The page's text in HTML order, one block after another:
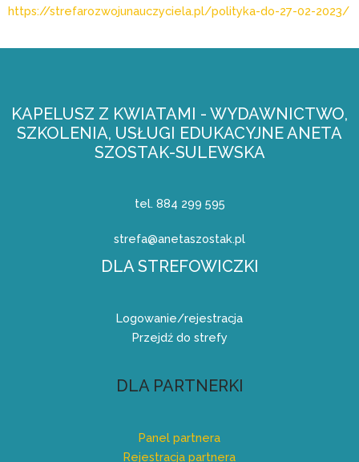
https://strefarozwojunauczyciela.pl/polityka-do-27-02-2023/
KAPELUSZ Z KWIATAMI - WYDAWNICTWO,
SZKOLENIA, USŁUGI EDUKACYJNE ANETA
SZOSTAK-SULEWSKA
tel. 884 299 595
strefa@anetaszostak.pl
DLA STREFOWICZKI
Logowanie/rejestracja
Przejdź do strefy
DLA PARTNERKI
Panel partnera
Rejestracja partnera